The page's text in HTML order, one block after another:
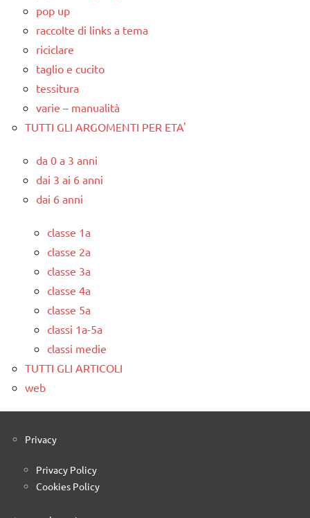
pop up
raccolte di links a tema
riciclare
taglio e cucito
tessitura
varie – manualità
TUTTI GLI ARGOMENTI PER ETA'
da 0 a 3 anni
dai 3 ai 6 anni
dai 6 anni
classe 1a
classe 2a
classe 3a
classe 4a
classe 5a
classi 1a-5a
classi medie
TUTTI GLI ARTICOLI
web
Privacy
Privacy Policy
Cookies Policy